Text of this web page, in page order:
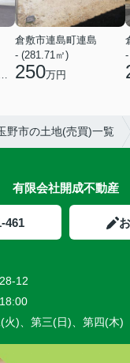
円
倉敷市連島町連島
- (281.71㎡)
250万円
野市の土地(売買)一覧
有限会社開成不動産
461
12
火)、第三(日)、第四(木)